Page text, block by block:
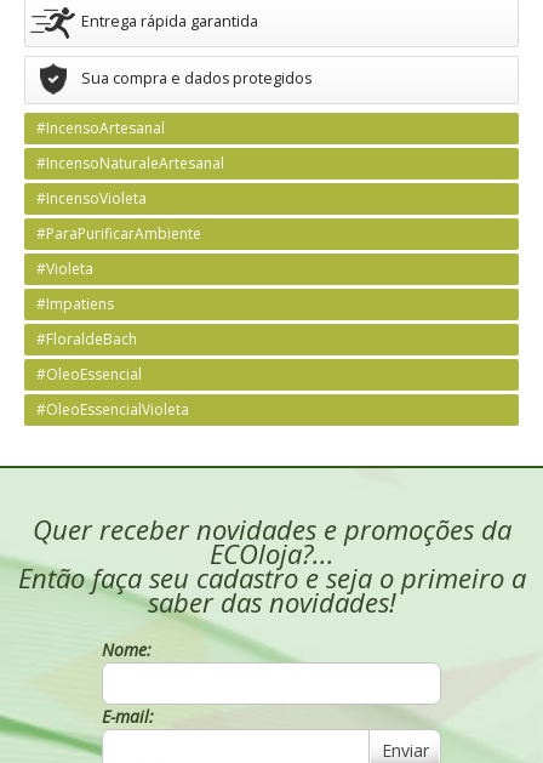
Entrega rápida garantida
Sua compra e dados protegidos
#IncensoArtesanal
#IncensoNaturaleArtesanal
#IncensoVioleta
#ParaPurificarAmbiente
#Violeta
#Impatiens
#FloraldeBach
#OleoEssencial
#OleoEssencialVioleta
Quer receber novidades e promoções da
ECOloja?...
Então faça seu cadastro e seja o primeiro a
saber das novidades!
Nome:
E-mail:
Enviar